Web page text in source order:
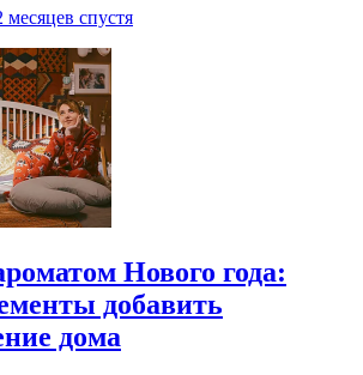
месяцев спустя
Нового года:
добавить
дома